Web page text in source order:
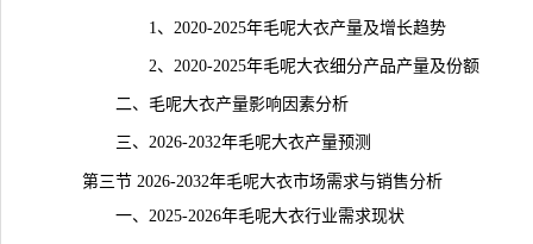
1、2020-2025年毛呢大衣产量及增长趋势
2、2020-2025年毛呢大衣细分产品产量及份额
二、毛呢大衣产量影响因素分析
三、2026-2032年毛呢大衣产量预测
第三节 2026-2032年毛呢大衣市场需求与销售分析
一、2025-2026年毛呢大衣行业需求现状